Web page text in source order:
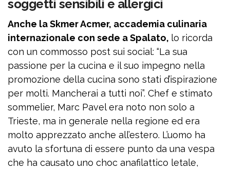
soggetti sensibili e allergici
Anche la Skmer Acmer, accademia culinaria
internazionale con sede a Spalato, lo ricorda
con un commosso post sui social: “La sua
passione per la cucina e il suo impegno nella
promozione della cucina sono stati d’ispirazione
per molti. Mancherai a tutti noi”. Chef e stimato
sommelier, Marc Pavel era noto non solo a
Trieste, ma in generale nella regione ed era
molto apprezzato anche all’estero. L’uomo ha
avuto la sfortuna di essere punto da una vespa
che ha causato uno choc anafilattico letale,